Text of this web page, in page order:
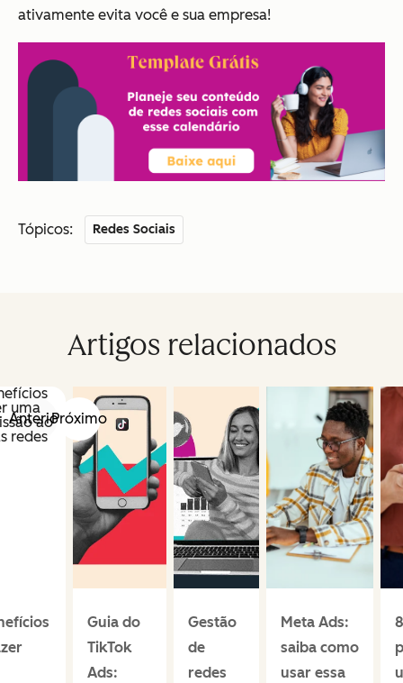
ativamente evita você e sua empresa!
Tópicos: Redes Sociais
Artigos relacionados
AnteriorPróximo
Guia do
TikTok
Ads:
Gestão
de
redes
Meta Ads:
saiba como
usar essa